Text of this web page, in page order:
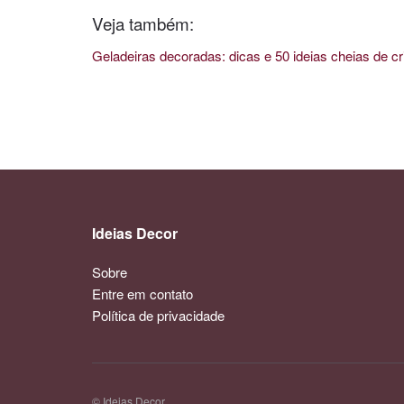
Veja também:
Geladeiras decoradas: dicas e 50 ideias cheias de
Ideias Decor
Sobre
Entre em contato
Política de privacidade
© Ideias Decor